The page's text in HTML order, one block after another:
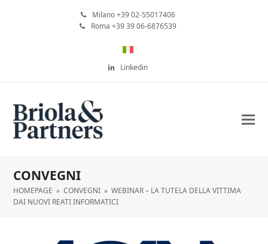
Milano +39 02-55017406
Roma +39 39 06-6876539
Linkedin
CONVEGNI
HOMEPAGE » CONVEGNI » WEBINAR – LA TUTELA DELLA VITTIMA
DAI NUOVI REATI INFORMATICI